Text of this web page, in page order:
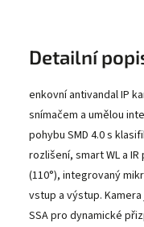
Detailní
enkovní antivandal IP
snímačem a umělou
pohybu SMD 4.0 s
rozlišení, smart WL a
(110°), integrovaný
vstup a výstup.
SSA pro dynamické